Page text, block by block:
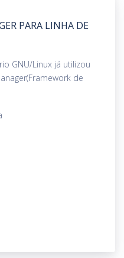
PARA LINHA DE
GNU/Linux já utilizou
de